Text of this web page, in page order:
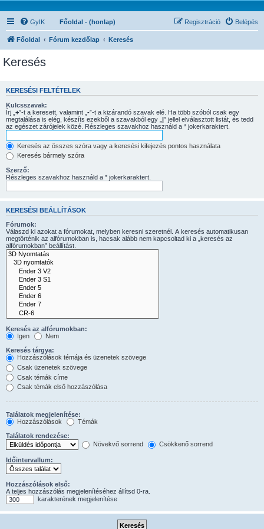
GyIK Főoldal - (honlap) Belépés
Regisztráció
Főoldal Fórum kezdőlap Keresés
Keresés
KERESÉSI FELTÉTELEK
Kulcsszavak:
Írj „ +”-t a keresett, valamint „ -”-t a kizárandó szavak elé. Ha több szóból csak egy
megtalálása is elég, készíts ezekből a szavakból egy „ |” jellel elválasztott listát, és tedd
az egészet zárójelek közé. Részleges szavakhoz használd a * jokerkaraktert.
Keresés az összes szóra vagy a keresési kifejezés pontos használata
Keresés bármely szóra
Szerző:
Részleges szavakhoz használd a * jokerkaraktert.
KERESÉSI BEÁLLÍTÁSOK
Fórumok:
Válaszd ki azokat a fórumokat, melyben keresni szeretnél. A keresés automatikusan
megtörténik az alfórumokban is, hacsak alább nem kapcsoltad ki a „keresés az
alfórumokban” beállítást.
Keresés az alfórumokban:
Igen
Nem
Keresés tárgya:
Hozzászólások témája és üzenetek szövege
Csak üzenetek szövege
Csak témák címe
Csak témák első hozzászólása
Találatok megjelenítése:
Hozzászólások
Témák
Találatok rendezése:
Növekvő sorrend
Csökkenő sorrend
Időintervallum:
Hozzászólások első:
A teljes hozzászólás megjelenítéséhez állítsd 0-ra.
karakterének megjelenítése